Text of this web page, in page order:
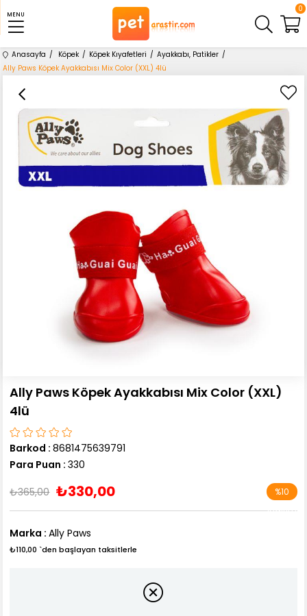
MENU
0
Anasayfa Köpek Köpek Kıyafetleri
Ayakkabı, Patikler
Ally Paws Köpek Ayakkabısı Mix Color (XXL) 4lü
Ally Paws Köpek Ayakkabısı Mix Color (XXL)
4lü
Barkod : 8681475639791
Para Puan : 330
₺365,00 ₺330,00 %10
İndirim
Marka : Ally Paws
₺110,00 `den başlayan taksitlerle